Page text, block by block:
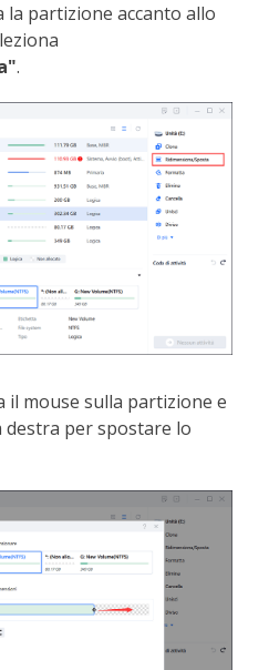
la partizione accanto allo
.
il mouse sulla partizione e
per spostare lo